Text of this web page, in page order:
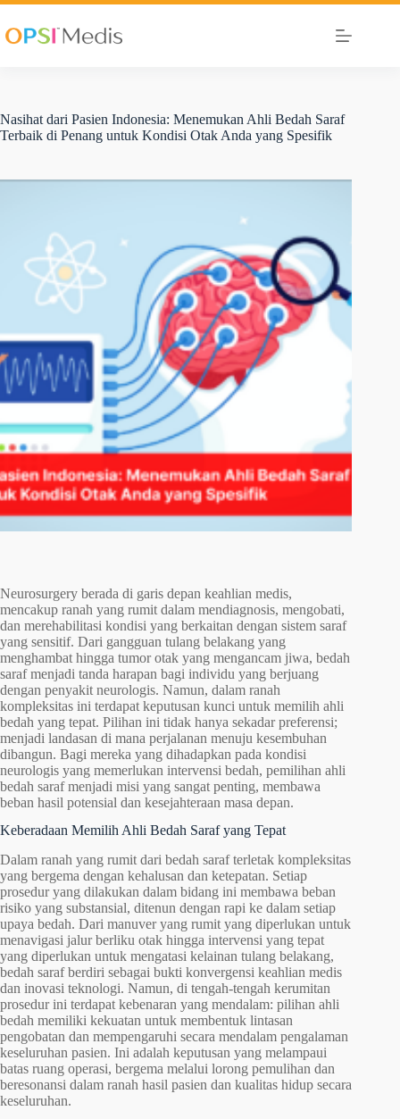
Nasihat dari Pasien Indonesia: Menemukan Ahli Bedah Saraf
Terbaik di Penang untuk Kondisi Otak Anda yang Spesifik
Neurosurgery berada di garis depan keahlian medis,
mencakup ranah yang rumit dalam mendiagnosis, mengobati,
dan merehabilitasi kondisi yang berkaitan dengan sistem saraf
yang sensitif. Dari gangguan tulang belakang yang
menghambat hingga tumor otak yang mengancam jiwa, bedah
saraf menjadi tanda harapan bagi individu yang berjuang
dengan penyakit neurologis. Namun, dalam ranah
kompleksitas ini terdapat keputusan kunci untuk memilih ahli
bedah yang tepat. Pilihan ini tidak hanya sekadar preferensi;
menjadi landasan di mana perjalanan menuju kesembuhan
dibangun. Bagi mereka yang dihadapkan pada kondisi
neurologis yang memerlukan intervensi bedah, pemilihan ahli
bedah saraf menjadi misi yang sangat penting, membawa
beban hasil potensial dan kesejahteraan masa depan.
Keberadaan Memilih Ahli Bedah Saraf yang Tepat
Dalam ranah yang rumit dari bedah saraf terletak kompleksitas
yang bergema dengan kehalusan dan ketepatan. Setiap
prosedur yang dilakukan dalam bidang ini membawa beban
risiko yang substansial, ditenun dengan rapi ke dalam setiap
upaya bedah. Dari manuver yang rumit yang diperlukan untuk
menavigasi jalur berliku otak hingga intervensi yang tepat
yang diperlukan untuk mengatasi kelainan tulang belakang,
bedah saraf berdiri sebagai bukti konvergensi keahlian medis
dan inovasi teknologi. Namun, di tengah-tengah kerumitan
prosedur ini terdapat kebenaran yang mendalam: pilihan ahli
bedah memiliki kekuatan untuk membentuk lintasan
pengobatan dan mempengaruhi secara mendalam pengalaman
keseluruhan pasien. Ini adalah keputusan yang melampaui
batas ruang operasi, bergema melalui lorong pemulihan dan
beresonansi dalam ranah hasil pasien dan kualitas hidup secara
keseluruhan.